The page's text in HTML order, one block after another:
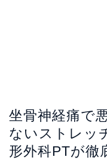
坐骨神経痛で
ないストレッ
形外科PTが徹